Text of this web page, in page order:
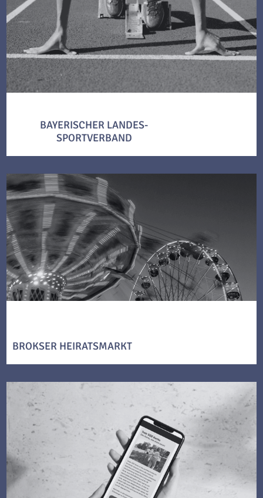
BAYERISCHER LANDES-
SPORTVERBAND
BROKSER HEIRATSMARKT